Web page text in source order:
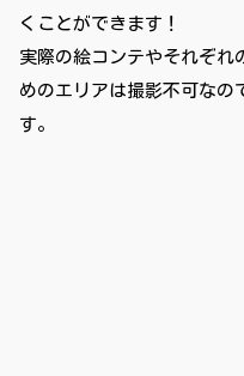
くことができます！
実際の絵コンテやそれぞれ
めのエリアは撮影不可なの
す。